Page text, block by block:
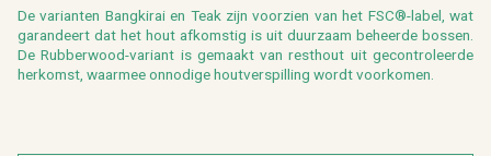
De va­ri­an­ten Bang­ki­rai en Teak zijn voor­zien van het FSC®-label, wat
ga­ran­deert dat het hout af­kom­stig is uit duur­zaam be­heer­de bos­sen.
De Rub­ber­wood-va­ri­ant is ge­maakt van rest­hout uit ge­con­tro­leer­de
her­komst, waar­mee on­no­di­ge hout­ver­spil­ling wordt voor­ko­men.